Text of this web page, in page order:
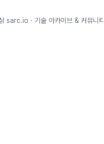
sarc.io · 기술 아카이브 & 커뮤니티